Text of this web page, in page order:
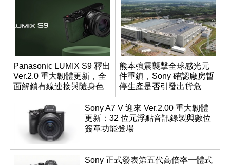
Panasonic LUMIX S9 釋出
Ver.2.0 重大韌體更新，全
面解鎖有線連接與隨身色
調編輯
熊本強震襲擊全球感光元
件重鎮，Sony 確認廠房暫
停生產是否引發出貨危
機？
Sony A7 V 迎來 Ver.2.00 重大韌體
更新：32 位元浮點音訊錄製與數位
簽章功能登場
Sony 正式發表第五代高倍率一體式